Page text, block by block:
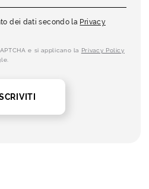
dei dati secondo la Privacy
e si applicano la Privacy Policy